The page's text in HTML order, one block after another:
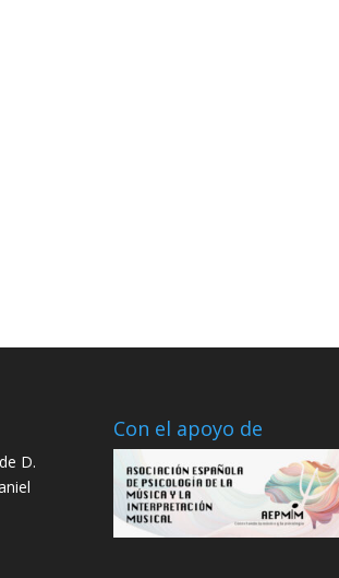
D.
Con el apoyo de